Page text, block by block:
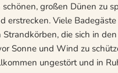
großen Dünen zu
erstrecken. Viele
die sich in
Sonne und Wind zu
ungestört und in